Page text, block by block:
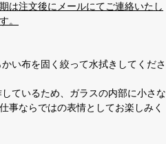
は注文後にメールにてご連絡いたし
。
い布を固く絞って水拭きしてくださ
ているため、ガラスの内部に小さな
事ならではの表情としてお楽しみく